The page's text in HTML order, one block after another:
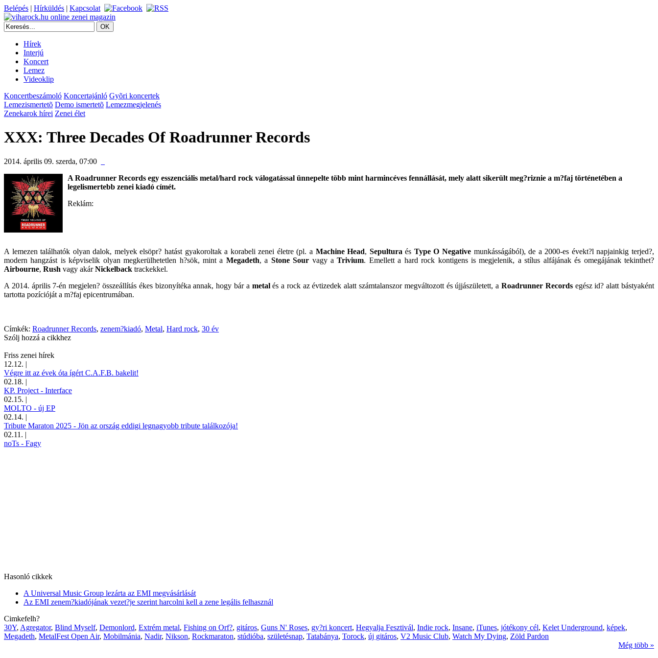
Belépés | Hírküldés | Kapcsolat
Hírek
Interjú
Koncert
Lemez
Videoklip
Koncertbeszámoló Koncertajánló Gyõri koncertek
Lemezismertetõ Demo ismertetõ Lemezmegjelenés
Zenekarok hírei Zenei élet
XXX: Three Decades Of Roadrunner Records
2014. április 09. szerda, 07:00
A Roadrunner Records egy esszenciális metal/hard rock válogatással ünnepelte több mint harmincéves fennállását, mely alatt sikerült meg?riznie a m?faj történetében a
legelismertebb zenei kiadó címét.
Reklám:
A lemezen találhatók olyan dalok, melyek elsöpr? hatást gyakoroltak a korabeli zenei életre (pl. a Machine Head, Sepultura és Type O Negative munkásságából), de a 2000-es évekt?l napjainkig terjed?,
modern hangzást is képviselik olyan megkerülhetetlen h?sök, mint a Megadeth, a Stone Sour vagy aTrivium. Emellett a hard rock kontigens is megjelenik, a stílus alfájának és omegájának tekinthet?
Airbourne, Rush vagy akárNickelback trackekkel.
A 2014. április 7-én megjelen? összeállítás ékes bizonyítéka annak, hogy bár a metalés a rock az évtizedek alatt számtalanszor megváltozott és újjászületett, aRoadrunner Recordsegész id? alatt bástyaként
tartotta pozícióját a m?faj epicentrumában.
Címkék: Roadrunner Records, zenem?kiadó, Metal, Hard rock, 30 év
Szólj hozzá a cikkhez
Friss zenei hírek
12.12. |
Végre itt az évek óta ígért C.A.F.B. bakelit!
02.18. |
KP. Project - Interface
02.15. |
MOLTO - új EP
02.14. |
Tribute Maraton 2025 - Jön az ország eddigi legnagyobb tribute találkozója!
02.11. |
noTs - Fagy
Hasonló cikkek
A Universal Music Group lezárta az EMI megvásárlását
Az EMI zenem?kiadójának vezet?je szerint harcolni kell a zene legális felhasznál
Cimkefelh?
30Y, Agregator, Blind Myself, Demonlord, Extrém metal, Fishing on Orf?, gitáros, Guns N' Roses, gy?ri koncert, Hegyalja Fesztivál, Indie rock, Insane, iTunes, jótékony cél, Kelet Underground, képek,
Megadeth, MetalFest Open Air, Mobilmánia, Nadir, Nikson, Rockmaraton, stúdióba, születésnap, Tatabánya, Torock, új gitáros, V2 Music Club, Watch My Dying, Zöld Pardon
Még több »